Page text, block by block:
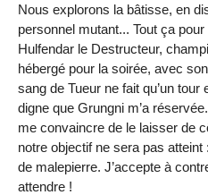
Nous explorons la bâtisse, en
personnel mutant... Tout ça
Hulfendar le Destructeur,
hébergé pour la soirée, avec
sang de Tueur ne fait qu’un tour
digne que Grungni m’a
me convaincre de le laisser de
notre objectif ne sera pas
de malepierre. J’accepte à
attendre !